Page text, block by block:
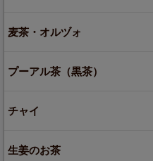
麦茶・オルヅォ
プーアル茶（黒茶）
チャイ
生姜のお茶